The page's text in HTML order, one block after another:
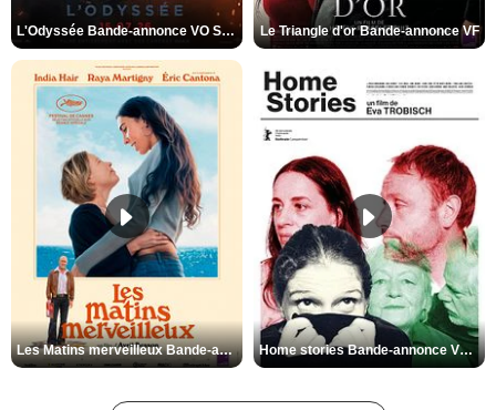
L'Odyssée Bande-annonce VO STFR Le Triangle d'or Bande-annonce VF
Les Matins merveilleux Bande-annonce VF Home stories Bande-annonce VO STFR